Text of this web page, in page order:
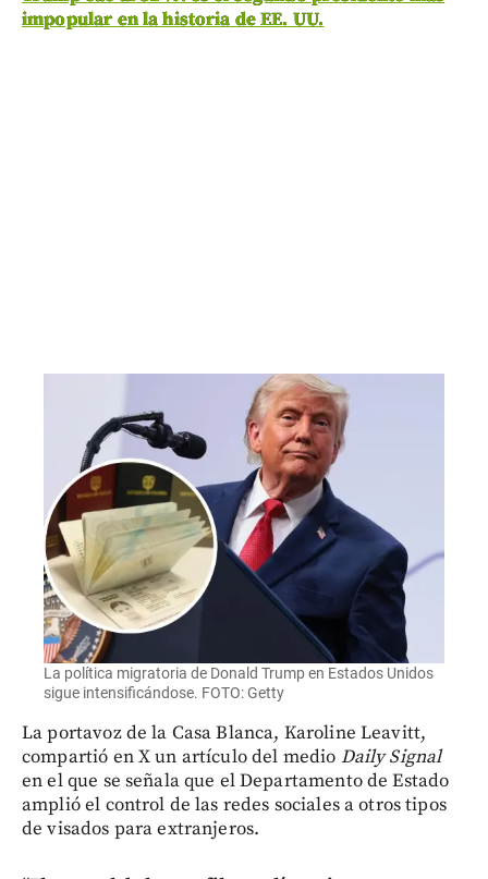
impopular en la historia de EE. UU.
La política migratoria de Donald Trump en Estados Unidos
sigue intensificándose. FOTO: Getty
La portavoz de la Casa Blanca, Karoline Leavitt,
compartió en X un artículo del medio Daily Signal
en el que se señala que el Departamento de Estado
amplió el control de las redes sociales a otros tipos
de visados para extranjeros.